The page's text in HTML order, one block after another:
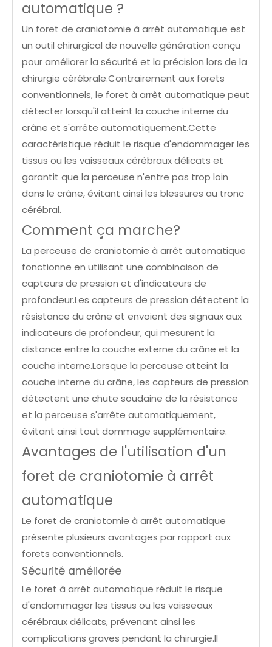
automatique ?
Un foret de craniotomie à arrêt automatique est
un outil chirurgical de nouvelle génération conçu
pour améliorer la sécurité et la précision lors de la
chirurgie cérébrale.Contrairement aux forets
conventionnels, le foret à arrêt automatique peut
détecter lorsqu'il atteint la couche interne du
crâne et s'arrête automatiquement.Cette
caractéristique réduit le risque d'endommager les
tissus ou les vaisseaux cérébraux délicats et
garantit que la perceuse n'entre pas trop loin
dans le crâne, évitant ainsi les blessures au tronc
cérébral.
Comment ça marche?
La perceuse de craniotomie à arrêt automatique
fonctionne en utilisant une combinaison de
capteurs de pression et d'indicateurs de
profondeur.Les capteurs de pression détectent la
résistance du crâne et envoient des signaux aux
indicateurs de profondeur, qui mesurent la
distance entre la couche externe du crâne et la
couche interne.Lorsque la perceuse atteint la
couche interne du crâne, les capteurs de pression
détectent une chute soudaine de la résistance
et la perceuse s'arrête automatiquement,
évitant ainsi tout dommage supplémentaire.
Avantages de l'utilisation d'un
foret de craniotomie à arrêt
automatique
Le foret de craniotomie à arrêt automatique
présente plusieurs avantages par rapport aux
forets conventionnels.
Sécurité améliorée
Le foret à arrêt automatique réduit le risque
d'endommager les tissus ou les vaisseaux
cérébraux délicats, prévenant ainsi les
complications graves pendant la chirurgie.Il